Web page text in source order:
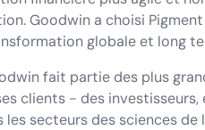
Goodwin a choisi
globale et long
fait partie des plus
clients - des
secteurs des sciences